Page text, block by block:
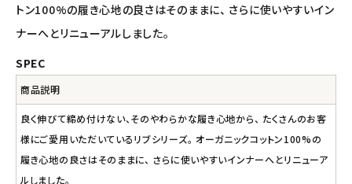
トン100%の履き心地の良さはそのままに、 さらに使いやすいイン
ナーへとリニューアルしました。
SPEC
商品説明
良く伸びて締め付けない、そのやわらかな履き心地から、 たくさんのお客
様にご愛用いただいているリブシリーズ。 オーガニックコットン100%の
履き心地の良さはそのままに、 さらに使いやすいインナーへとリニューア
ルしました。